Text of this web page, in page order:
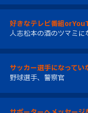
好きなテレビ番組
人志松本の酒のツマミ
サッカー選手になってい
野球選手、警察官